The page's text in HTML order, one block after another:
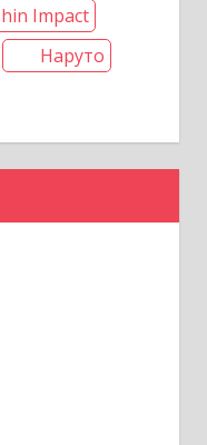
Impact
Наруто